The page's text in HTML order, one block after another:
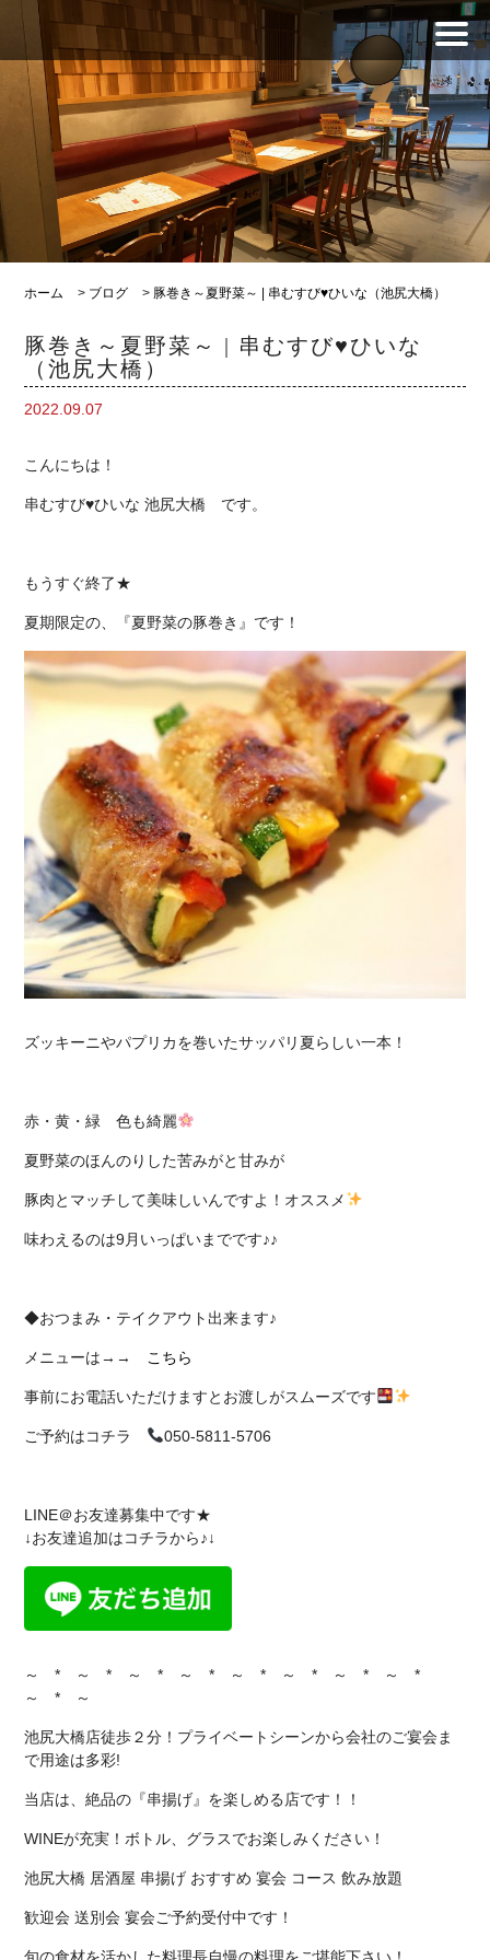
ホーム > ブログ > 豚巻き～夏野菜～ | 串むすび♥ひいな（池尻大橋）
豚巻き～夏野菜～ | 串むすび♥ひいな
（池尻大橋）
2022.09.07
こんにちは！
串むすび♥ひいな 池尻大橋 です。
もうすぐ終了★
夏期限定の、『夏野菜の豚巻き』です！
ズッキーニやパプリカを巻いたサッパリ夏らしい一本！
赤・黄・緑 色も綺麗
夏野菜のほんのりした苦みがと甘みが
豚肉とマッチして美味しいんですよ！オススメ
味わえるのは9月いっぱいまでです♪♪
◆おつまみ・テイクアウト出来ます♪
メニューは→→ こちら
事前にお電話いただけますとお渡しがスムーズです
ご予約はコチラ 050-5811-5706
LINE＠お友達募集中です★
↓お友達追加はコチラから♪↓
～ * ～ * ～ * ～ * ～ * ～ * ～ * ～ *
～ * ～
池尻大橋店徒歩２分！プライベートシーンから会社のご宴会ま
で用途は多彩!
当店は、絶品の『串揚げ』を楽しめる店です！！
WINEが充実！ボトル、グラスでお楽しみください！
池尻大橋 居酒屋 串揚げ おすすめ 宴会 コース 飲み放題
歓迎会 送別会 宴会ご予約受付中です！
旬の食材を活かした料理長自慢の料理をご堪能下さい！